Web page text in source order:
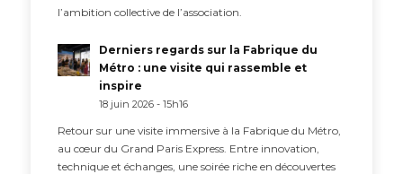
l’ambition collective de l’association.
Derniers regards sur la Fabrique du
Métro : une visite qui rassemble et
inspire
18 juin 2026 - 15h16
Retour sur une visite immersive à la Fabrique du Métro,
au cœur du Grand Paris Express. Entre innovation,
technique et échanges, une soirée riche en découvertes